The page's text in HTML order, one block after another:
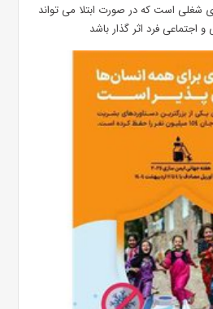
شغلی است که در صورت ابتلا می تواند
فرد اثر گذار باشد